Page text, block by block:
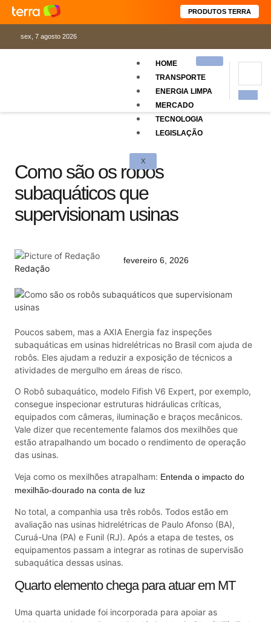
PRODUTOS TERRA
sex, 7 agosto 2026
HOME
TRANSPORTE
ENERGIA LIMPA
MERCADO
TECNOLOGIA
LEGISLAÇÃO
X
Como são os robôs
subaquáticos que
supervisionam usinas
Redação
fevereiro 6, 2026
Poucos sabem, mas a AXIA Energia faz inspeções
subaquáticas em usinas hidrelétricas no Brasil com ajuda de
robôs. Eles ajudam a reduzir a exposição de técnicos a
atividades de mergulho em áreas de risco.
O Robô subaquático, modelo Fifish V6 Expert, por exemplo,
consegue inspecionar estruturas hidráulicas críticas,
equipados com câmeras, iluminação e braços mecânicos.
Vale dizer que recentemente falamos dos mexilhões que
estão atrapalhando um bocado o rendimento de operação
das usinas.
Veja como os mexilhões atrapalham: Entenda o impacto do
mexilhão-dourado na conta de luz
No total, a companhia usa três robôs. Todos estão em
avaliação nas usinas hidrelétricas de Paulo Afonso (BA),
Curuá-Una (PA) e Funil (RJ). Após a etapa de testes, os
equipamentos passam a integrar as rotinas de supervisão
subaquática dessas usinas.
Quarto elemento chega para atuar em MT
Uma quarta unidade foi incorporada para apoiar as